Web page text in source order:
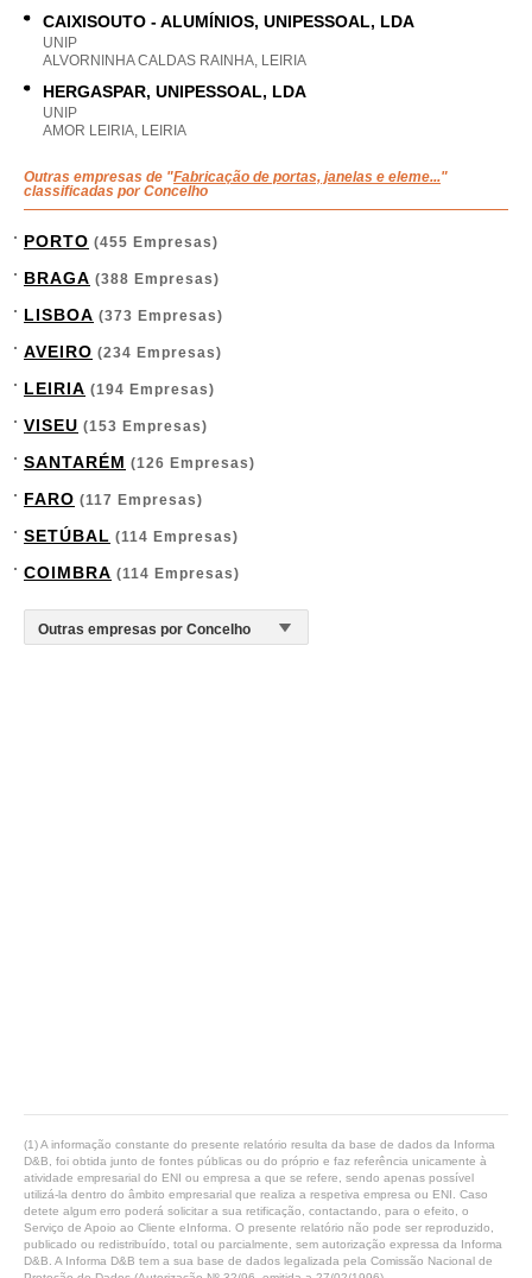
CAIXISOUTO - ALUMÍNIOS, UNIPESSOAL, LDA
UNIP
ALVORNINHA CALDAS RAINHA, LEIRIA
HERGASPAR, UNIPESSOAL, LDA
UNIP
AMOR LEIRIA, LEIRIA
Outras empresas de "Fabricação de portas, janelas e eleme..."
classificadas por Concelho
PORTO (455 Empresas)
BRAGA (388 Empresas)
LISBOA (373 Empresas)
AVEIRO (234 Empresas)
LEIRIA (194 Empresas)
VISEU (153 Empresas)
SANTARÉM (126 Empresas)
FARO (117 Empresas)
SETÚBAL (114 Empresas)
COIMBRA (114 Empresas)
(1) A informação constante do presente relatório resulta da base de dados da Informa
D&B, foi obtida junto de fontes públicas ou do próprio e faz referência unicamente à
atividade empresarial do ENI ou empresa a que se refere, sendo apenas possível
utilizá-la dentro do âmbito empresarial que realiza a respetiva empresa ou ENI. Caso
detete algum erro poderá solicitar a sua retificação, contactando, para o efeito, o
Serviço de Apoio ao Cliente eInforma. O presente relatório não pode ser reproduzido,
publicado ou redistribuído, total ou parcialmente, sem autorização expressa da Informa
D&B. A Informa D&B tem a sua base de dados legalizada pela Comissão Nacional de